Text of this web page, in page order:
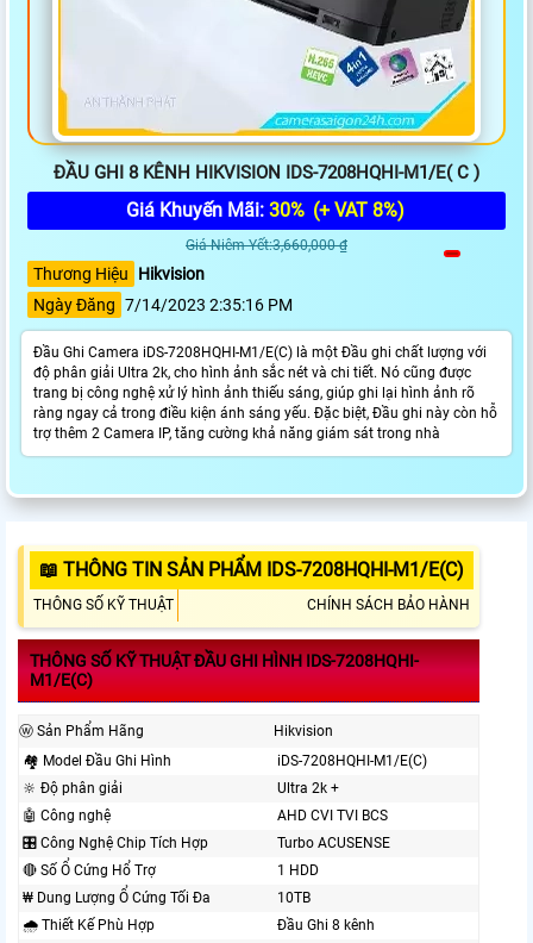
ĐẦU GHI 8 KÊNH HIKVISION IDS-7208HQHI-M1/E( C )
Giá Khuyến Mãi: 30% (+ VAT 8%)
Giá Niêm Yết:3,660,000 ₫
Thương Hiệu
Hikvision
Ngày Đăng 7/14/2023 2:35:16 PM
Đầu Ghi Camera iDS-7208HQHI-M1/E(C) là một Đầu ghi chất lượng với
độ phân giải Ultra 2k, cho hình ảnh sắc nét và chi tiết. Nó cũng được
trang bị công nghệ xử lý hình ảnh thiếu sáng, giúp ghi lại hình ảnh rõ
ràng ngay cả trong điều kiện ánh sáng yếu. Đặc biệt, Đầu ghi này còn hỗ
trợ thêm 2 Camera IP, tăng cường khả năng giám sát trong nhà
📖 THÔNG TIN SẢN PHẨM IDS-7208HQHI-M1/E(C)
THÔNG SỐ KỸ THUẬT CHÍNH SÁCH BẢO HÀNH
THÔNG SỐ KỸ THUẬT ĐẦU GHI HÌNH IDS-7208HQHI-
M1/E(C)
ⓦ Sản Phẩm Hãng
Hikvision
🏘 Model Đầu Ghi Hình
iDS-7208HQHI-M1/E(C)
🔆 Độ phân giải
Ultra 2k +
🤖️ Công nghệ
AHD CVI TVI BCS
🎛 Công Nghệ Chip Tích Hợp
Turbo ACUSENSE
🔴 Số Ổ Cứng Hổ Trợ
1 HDD
₩ Dung Lượng Ổ Cứng Tối Đa
10TB
🌧️ Thiết Kế Phù Hợp
Đầu Ghi 8 kênh